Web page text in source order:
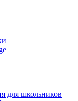
для школьников